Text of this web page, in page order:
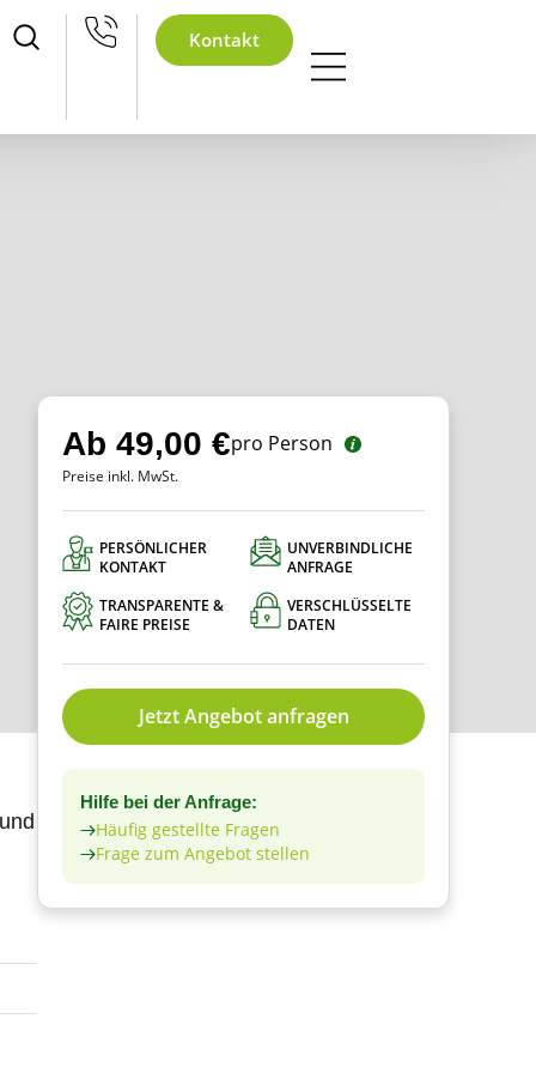
Kontakt
Ab 49,00 €pro Person
Preise inkl. MwSt.
PERSÖNLICHER
KONTAKT
UNVERBINDLICHE
ANFRAGE
TRANSPARENTE &
FAIRE PREISE
VERSCHLÜSSELTE
DATEN
Jetzt Angebot anfragen
Hilfe bei der Anfrage:
Häufig gestellte Fragen
Frage zum Angebot stellen